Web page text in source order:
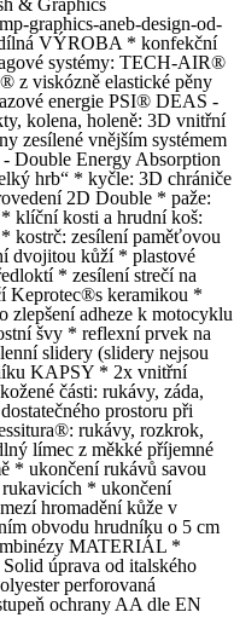
& Graphics
graphics-aneb-design-od-
VÝROBA * konfekční
systémy: TECH-AIR®
z viskózně elastické pěny
energie PSI® DEAS -
kolena, holeně: 3D vnitřní
zesílené vnějším systémem
Double Energy Absorption
hrb“ * kyčle: 3D chrániče
2D Double * paže:
klíční kosti a hrudní koš:
kostrč: zesílení paměťovou
dvojitou kůží * plastové
* zesílení strečí na
Keprotec®s keramikou *
zlepšení adheze k motocyklu
švy * reflexní prvek na
slidery (slidery nejsou
KAPSY * 2x vnitřní
části: rukávy, záda,
prostoru při
rukávy, rozkrok,
límec z měkké příjemné
* ukončení rukávů savou
* ukončení
hromadění kůže v
obvodu hrudníku o 5 cm
MATERIÁL *
úprava od italského
perforovaná
ochrany AA dle EN